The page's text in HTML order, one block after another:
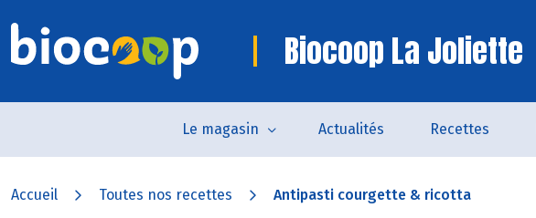
Biocoop La Joliette
Le magasin Actualités Recettes
Accueil Toutes nos recettes Antipasti courgette & ricotta